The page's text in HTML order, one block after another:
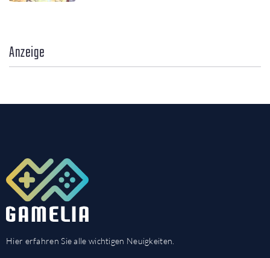
Anzeige
Hier erfahren Sie alle wichtigen Neuigkeiten.